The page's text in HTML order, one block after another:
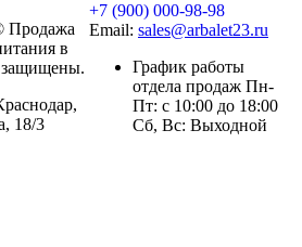
Продажа
в
защищены.
18/3
+7 (900) 000-98-98
Email: sales@arbalet23.ru
График работы
отдела продаж Пн-
Пт: с 10:00 до 18:00
Сб, Вс: Выходной